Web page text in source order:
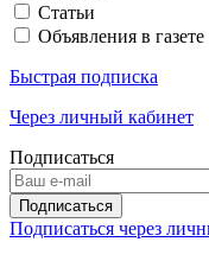
Статьи
Объявления в газете
Быстрая подписка
Через личный кабинет
Подписаться
Подписаться через